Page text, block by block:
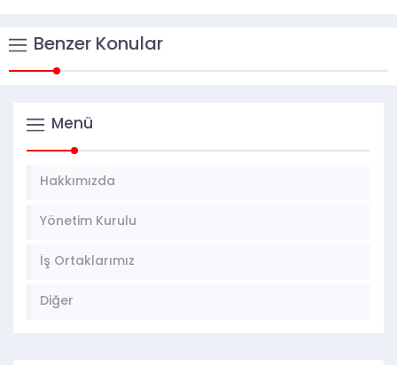
Benzer Konular
Menü
Hakkımızda
Yönetim Kurulu
İş Ortaklarımız
Diğer